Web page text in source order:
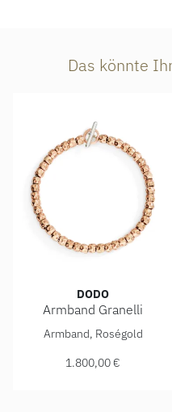
Das könnte
DODO
Armband Granelli
DoDo Armband Granelli,
Armband, Roségold
1.800,00 €